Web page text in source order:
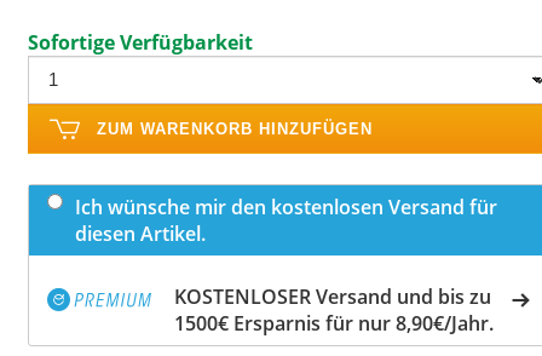
Sofortige Verfügbarkeit
ZUM WARENKORB HINZUFÜGEN
Ich wünsche mir den kostenlosen Versand für
diesen Artikel.
KOSTENLOSER Versand und bis zu
1500€ Ersparnis für nur 8,90€/Jahr.